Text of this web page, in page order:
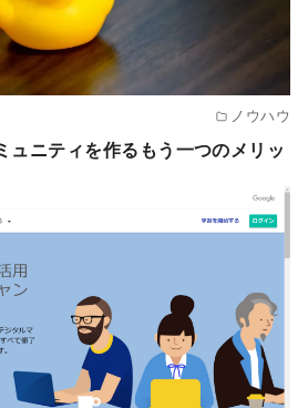
ノウハウ
ュニティを作るもう一つのメリッ